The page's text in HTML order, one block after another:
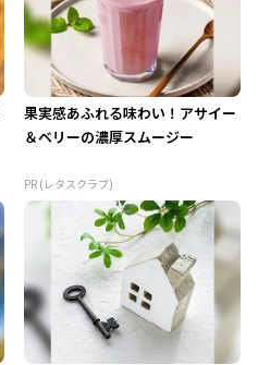
果実感あふれる味わい！アサイー
＆ベリーの濃厚スムージー
PR (レタスクラブ)